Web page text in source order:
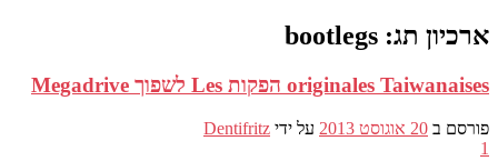
ארכיון תג: bootlegs
originales Taiwanaises הפקות Les לשפוך Megadrive
פורסם ב 20 אוגוסט 2013 על ידי Dentifritz
1